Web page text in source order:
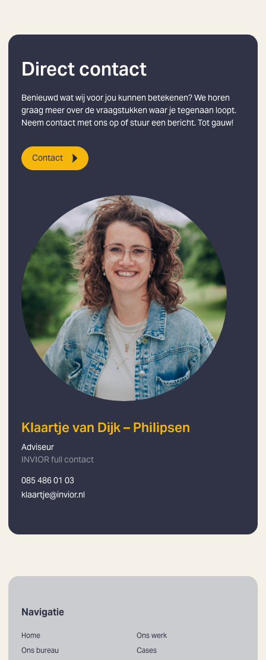
Direct contact
Benieuwd wat wij voor jou kunnen betekenen? We horen
graag meer over de vraagstukken waar je tegenaan loopt.
Neem contact met ons op of stuur een bericht. Tot gauw!
Contact
Klaartje van Dijk – Philipsen
Adviseur
INVIOR full contact
085 486 01 03
klaartje@invior.nl
Navigatie
Home
Ons bureau
Ons werk
Cases